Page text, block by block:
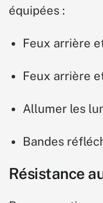
équipées :
Feux arrière
Feux arrière
Allumer les
Bandes
Résistance